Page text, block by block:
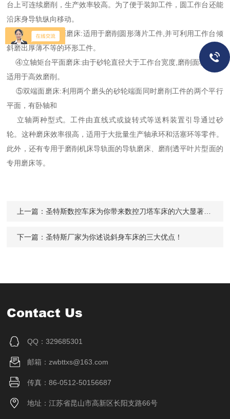
台上可连续磨削，生产效率较高。为了便于装卸工件，圆工作台还能
沿床身导轨纵向移动。
③卧轴圆台平面磨床:适用于磨削圆形薄片工件,并可利用工作台倾
斜磨出厚薄不等的环形工件。
④立轴矩台平面磨床:由于砂轮直径大于工作台宽度,磨削面积较大,
适用于高效磨削。
⑤双端面磨床:利用两个磨头的砂轮端面同时磨削工件的两个平行
平面，有卧轴和
立轴两种型式。工件由直线式或旋转式等送料装置引导通过砂
轮。这种磨床效率很高，适用于大批量生产轴承环和活塞环等零件。
此外，还有专用于磨削机床导轨面的导轨磨床、磨削透平叶片型面的
专用磨床等。
上一篇：圣特斯数控车床为你带来数控刀塔车床的六大显著特点！
下一篇：圣特斯厂家为你述说斜身车床的三大优点！
Contact Us
QQ：329685301
邮箱：zwbttxs@163.com
传真：86-0512-50156687
地址：江苏省昆山市高新区长阳支路66号